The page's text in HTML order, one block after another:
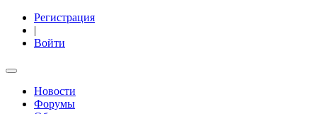
Регистрация
|
Войти
Новости
Форумы